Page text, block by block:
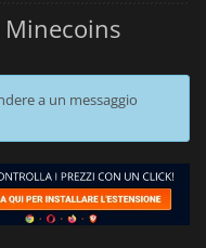
a un messaggio